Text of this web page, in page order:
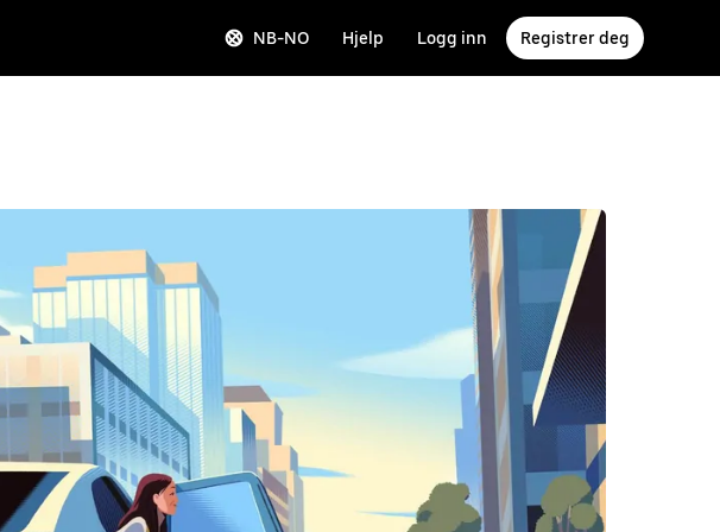
NB-NO Hjelp Logg inn Registrer deg